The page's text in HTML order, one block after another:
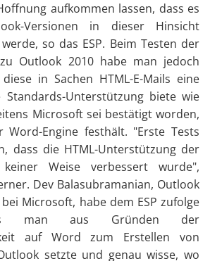
aufkommen lassen, dass es
Versionen in dieser Hinsicht
so das ESP. Beim Testen der
Outlook 2010 habe man jedoch
in Sachen HTML-E-Mails eine
Standards-Unterstützung biete wie
Microsoft sei bestätigt worden,
Engine festhält. "Erste Tests
dass die HTML-Unterstützung der
Weise verbessert wurde",
Dev Balasubramanian, Outlook
Microsoft, habe dem ESP zufolge
man aus Gründen der
auf Word zum Erstellen von
setzte und genau wisse, wo